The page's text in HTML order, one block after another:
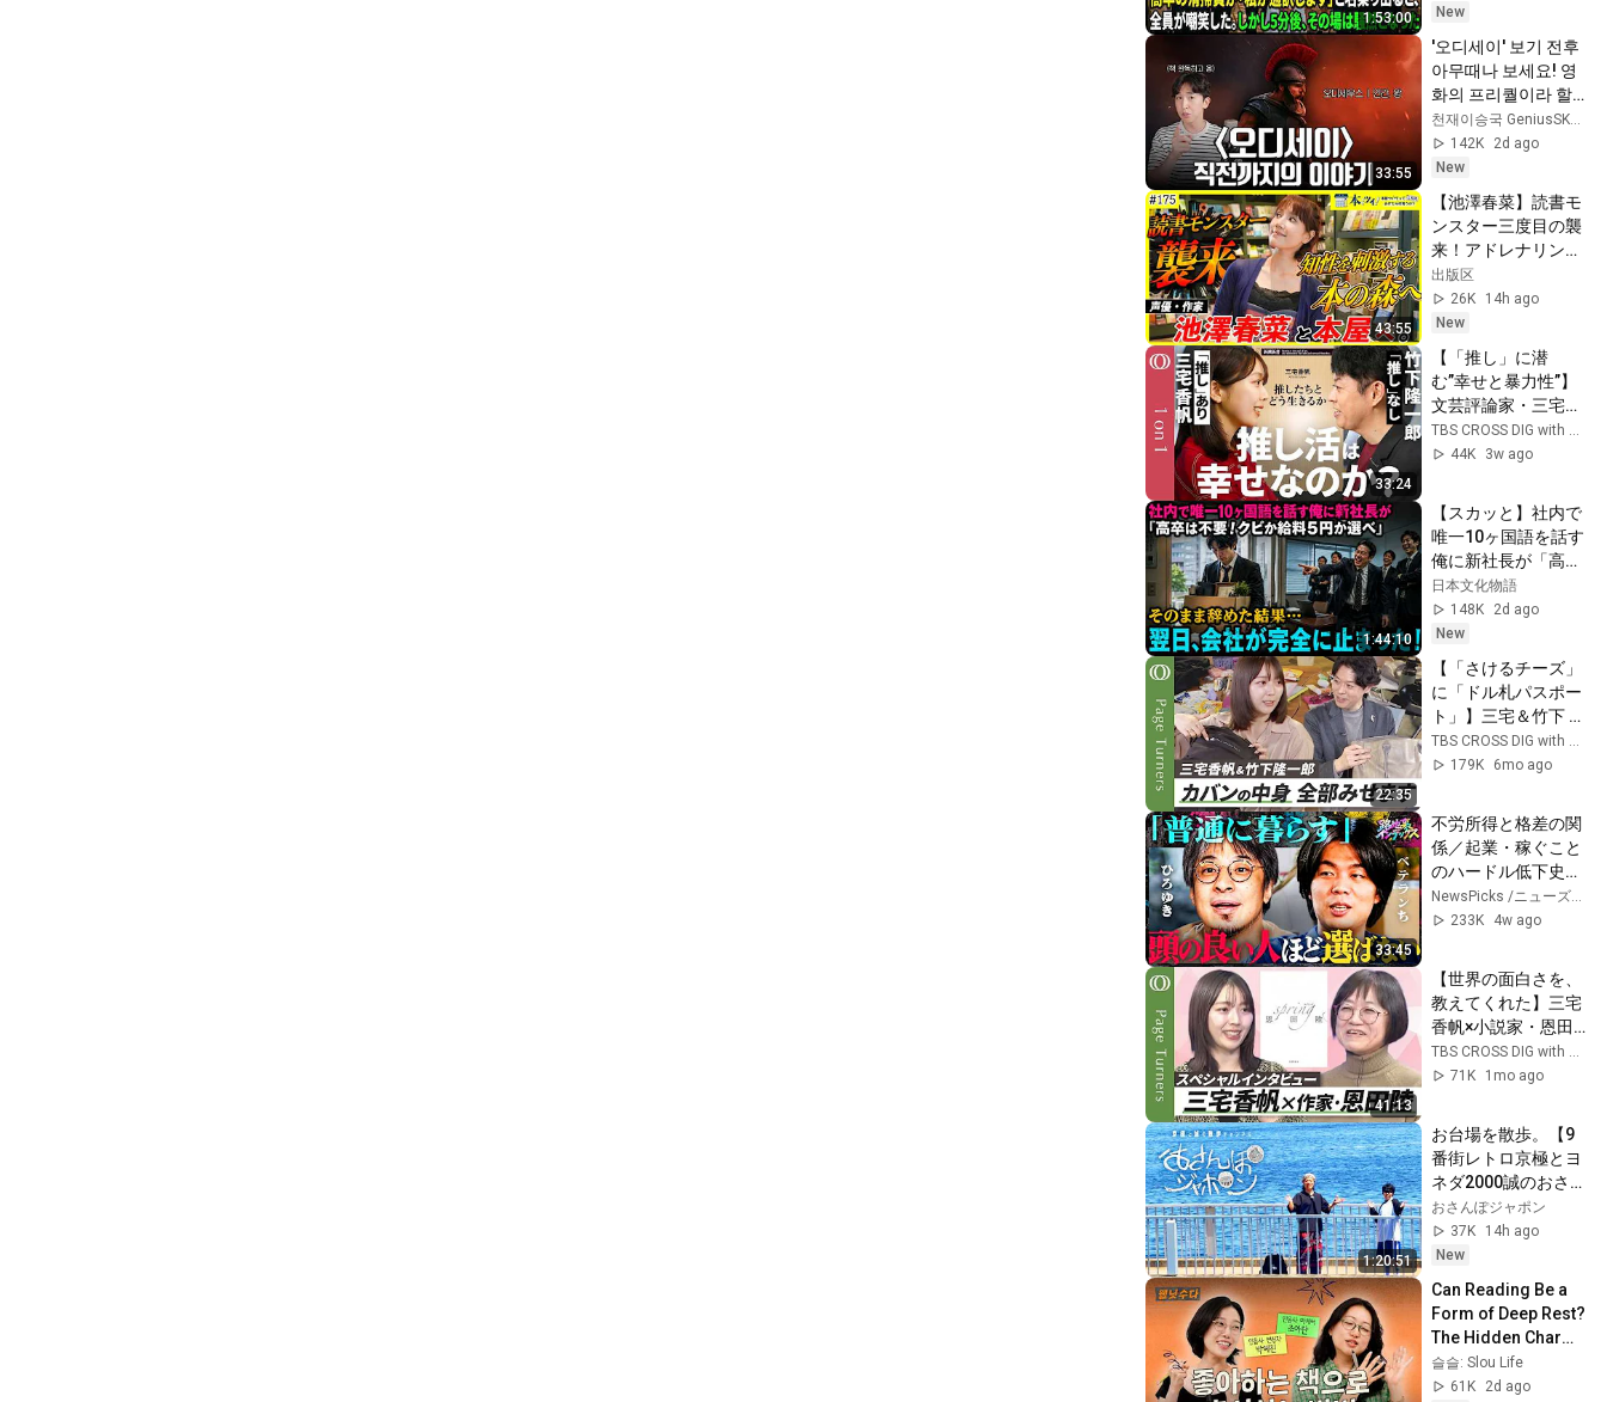
1:53:00
員が嘲笑した。しか
し5分後、その場は
静まり返った。#動
エピソード#老後の
物語 #家族の物語
New
33:55
'오디세이' 보기 전후
아무때나 보세요! 영
화의 프리퀄이라 할
수 있는 일리아스 이
야기 간단 정리!
천재이승국 GeniusSKLee
142K
2d ago
New
43:55
【池澤春菜】読書モ
ンスター三度目の襲
来！アドレナリン全
開で本の森を駆け巡
るッ！！
出版区
26K
14h ago
New
33:24
【「推し」に潜
む”幸せと暴力性”】
文芸評論家・三宅香
帆／熱狂の裏にあ
る“共同性の暴走”／
い集団から距離を置
く／推しで「ハレの
日」を自らつくる／
「推し＝幸福」論の
考察 【1on1】
TBS CROSS DIG with Bloomberg
44K
3w ago
1:44:10
【スカッと】社内で
唯一10ヶ国語を話す
俺に新社長が「高卒
は不要！クビか給料
５円か選べ」と言っ
てきた。そのまま辞
めた結果
日本文化物語
148K
2d ago
New
22:35
【「さけるチーズ」
に「ドル札パスポー
ト」】三宅＆竹下 カ
バンの中身は超カオ
ス／リアルすぎ！三
ス／哲学者直伝 目か
らウロコの「ふせん
術」／３月１４日は
公開収録です！
TBS CROSS DIG with Bloomberg
179K
6mo ago
33:45
不労所得と格差の関
係／起業・稼ぐこと
のハードル低下史／
印税・権利収入のリ
アル／レント資本主
医者・高学歴のキャ
リア矛盾（西村博
之・斎藤幸平・ベテ
ランち） #路地裏イ
ンデックス
NewsPicks /ニューズピックス
233K
4w ago
41:13
【世界の面白さを、
教えてくれた】三宅
香帆×小説家・恩田
陸 スペシャルインタ
ビュー／速読の秘訣
ッと読む」／「人に
見せられない」読書
メモ／恩田陸が書き
続ける「意地」とは
TBS CROSS DIG with Bloomberg
71K
1mo ago
1:20:51
お台場を散歩。【9
番街レトロ京極とヨ
ネダ2000誠のおさん
ぽジャポン】
おさんぽジャポン
37K
14h ago
New
Can Reading Be a
Form of Deep Rest?
The Hidden Charms
of Books
According to
슬슬: Slou Life
61K
2d ago